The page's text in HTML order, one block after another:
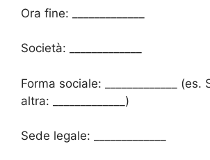
Ora fine: _____________
Società: _____________
Forma sociale: _____________
altra: _____________)
Sede legale: _____________